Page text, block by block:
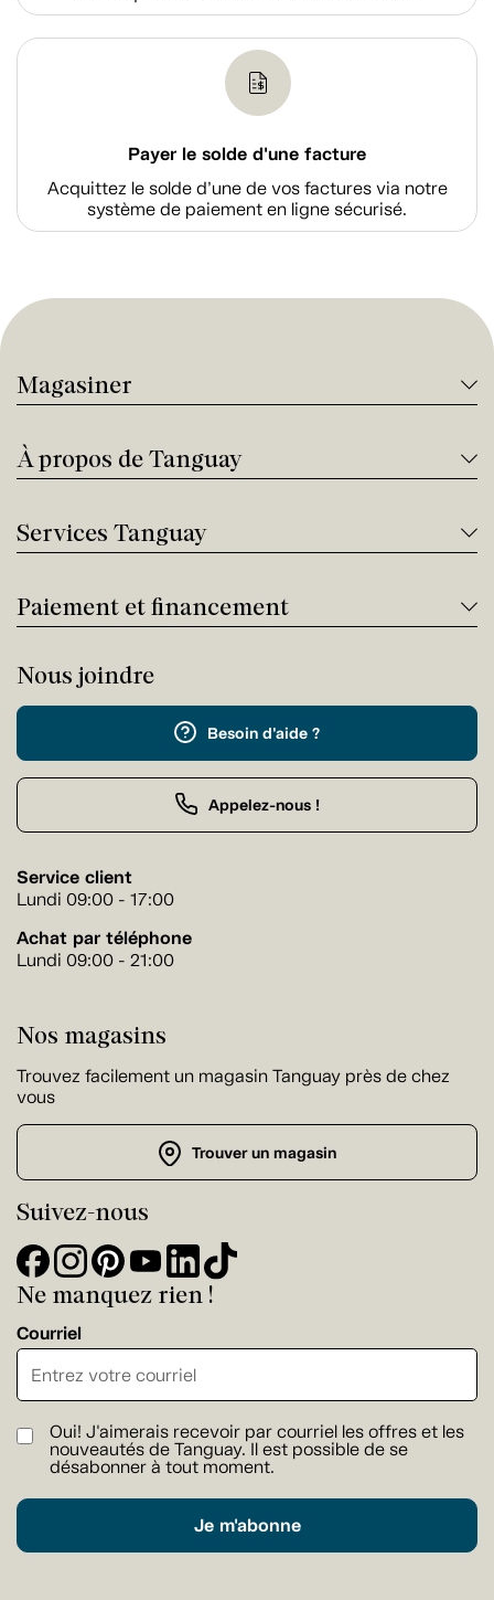
Payer le solde d'une facture
Acquittez le solde d’une de vos factures via notre
système de paiement en ligne sécurisé.
Magasiner
À propos de Tanguay
Services Tanguay
Paiement et financement
Nous joindre
Besoin d'aide ?
Appelez-nous !
Service client
Lundi 09:00 - 17:00
Achat par téléphone
Lundi 09:00 - 21:00
Nos magasins
Trouvez facilement un magasin Tanguay près de chez
vous
Trouver un magasin
Suivez-nous
Ne manquez rien !
Courriel
Oui! J'aimerais recevoir par courriel les offres et les
nouveautés de Tanguay. Il est possible de se
désabonner à tout moment.
Je m'abonne